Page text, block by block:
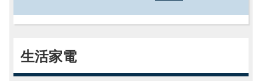
生活家電